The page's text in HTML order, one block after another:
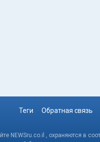
Теги Обратная связь
NEWSru.co.il , охраняются в